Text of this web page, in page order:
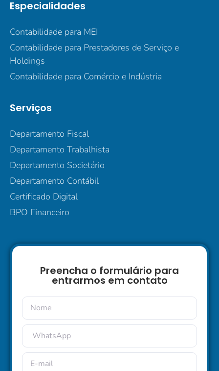
Especialidades
Contabilidade para MEI
Contabilidade para Prestadores de Serviço e
Holdings
Contabilidade para Comércio e Indústria
Serviços
Departamento Fiscal
Departamento Trabalhista
Departamento Societário
Departamento Contábil
Certificado Digital
BPO Financeiro
Preencha o formulário para
entrarmos em contato